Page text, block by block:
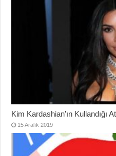
Kim Kardashian’ın Kullandığı
15 Aralık 2019